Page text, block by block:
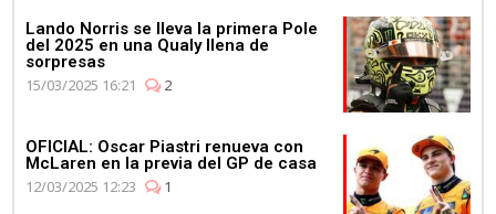
Lando Norris se lleva la primera Pole
del 2025 en una Qualy llena de
sorpresas
15/03/2025 16:21
2
OFICIAL: Oscar Piastri renueva con
McLaren en la previa del GP de casa
12/03/2025 12:23
1